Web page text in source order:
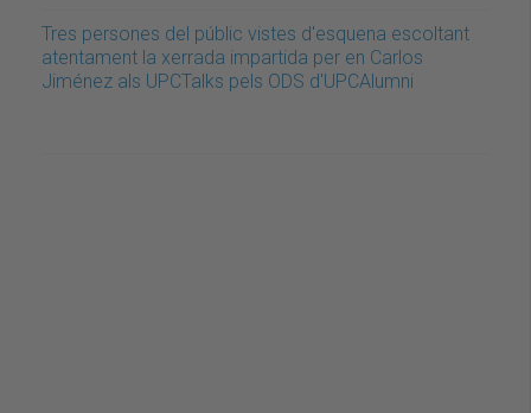
Tres persones del públic vistes d'esquena escoltant
atentament la xerrada impartida per en Carlos
Jiménez als UPCTalks pels ODS d'UPCAlumni